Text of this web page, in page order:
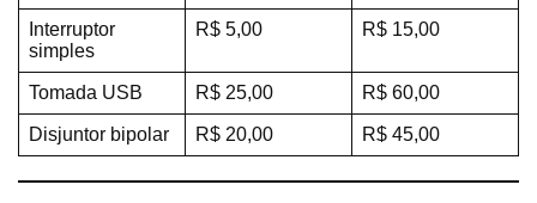
Interruptor
simples
R$ 5,00 R$ 15,00
Tomada USB R$ 25,00 R$ 60,00
Disjuntor bipolar R$ 20,00 R$ 45,00